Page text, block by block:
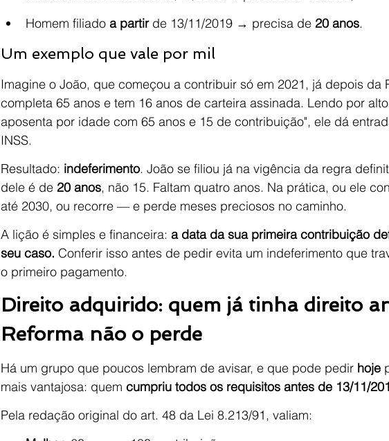
Homem filiado a partir de 13/11/2019 → precisa de 20 anos.
Um exemplo que vale por mil
Imagine o João, que começou a contribuir só em 2021, já depois da
completa 65 anos e tem 16 anos de carteira assinada. Lendo por
aposenta por idade com 65 anos e 15 de contribuição", ele dá
INSS.
Resultado: indeferimento. João se filiou já na vigência da regra
dele é de 20 anos, não 15. Faltam quatro anos. Na prática, ou ele
até 2030, ou recorre — e perde meses preciosos no caminho.
A lição é simples e financeira: a data da sua primeira contribuição
seu caso. Conferir isso antes de pedir evita um indeferimento que
o primeiro pagamento.
Direito adquirido: quem já tinha direito
Reforma não o perde
Há um grupo que poucos lembram de avisar, e que pode pedir hoje
mais vantajosa: quem cumpriu todos os requisitos antes de 13/11/
Pela redação original do art. 48 da Lei 8.213/91, valiam: